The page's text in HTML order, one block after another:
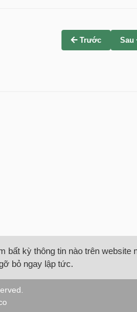
Trước Sau
kỳ thông tin nào trên website
bỏ ngay lập tức.